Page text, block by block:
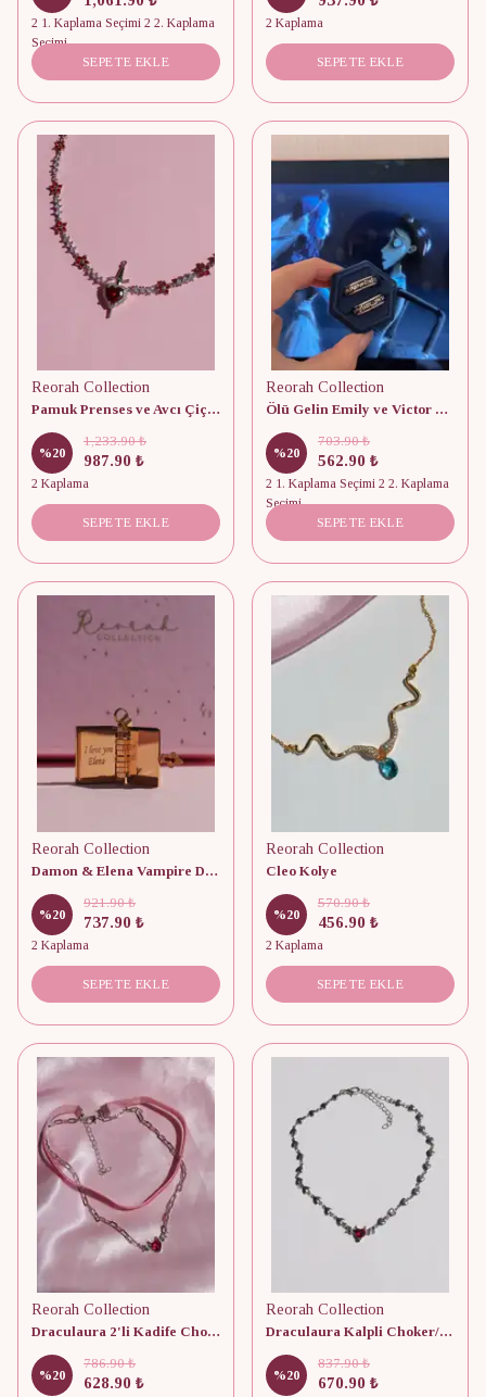
2 1. Kaplama Seçimi 2 2. Kaplama
Seçimi
SEPETE EKLE
2 Kaplama
SEPETE EKLE
Reorah Collection
Pamuk Prenses ve Avcı Çiçekli Kolye
%20
1,233.90 ₺
987.90 ₺
2 Kaplama
SEPETE EKLE
Reorah Collection
Ölü Gelin Emily ve Victor Çift Yüzüğü
%20
703.90 ₺
562.90 ₺
2 1. Kaplama Seçimi 2 2. Kaplama
Seçimi
SEPETE EKLE
Reorah Collection
Damon & Elena Vampire Diaries Kolye
%20
921.90 ₺
737.90 ₺
2 Kaplama
SEPETE EKLE
Reorah Collection
Cleo Kolye
%20
570.90 ₺
456.90 ₺
2 Kaplama
SEPETE EKLE
Reorah Collection
Draculaura 2'li Kadife Choker/Kolye
%20
786.90 ₺
628.90 ₺
Reorah Collection
Draculaura Kalpli Choker/Kolye
%20
837.90 ₺
670.90 ₺